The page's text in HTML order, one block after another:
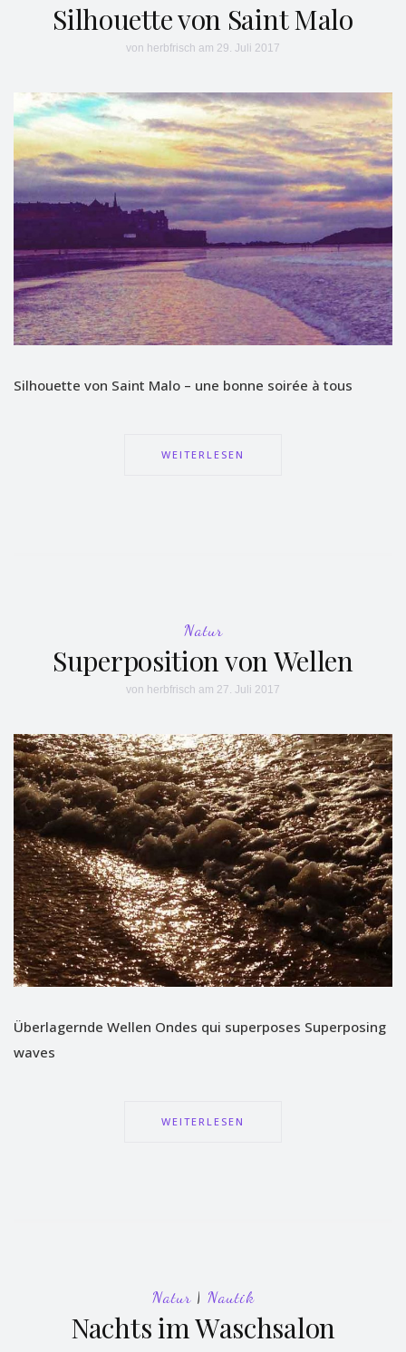
Silhouette von Saint Malo
von herbfrisch am 29. Juli 2017
Silhouette von Saint Malo – une bonne soirée à tous
WEITERLESEN
Natur
Superposition von Wellen
von herbfrisch am 27. Juli 2017
Überlagernde Wellen Ondes qui superposes Superposing
waves
WEITERLESEN
Natur| Nautik
Nachts im Waschsalon